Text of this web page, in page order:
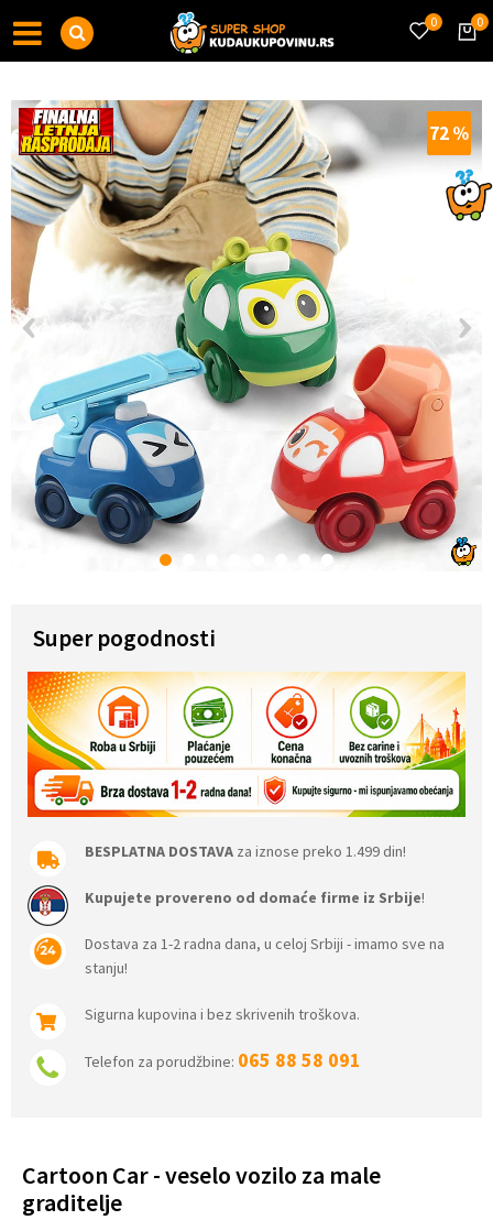
0
0
1 2 7 8
72%
Super pogodnosti
BESPLATNA DOSTAVA za iznose preko 1.499 din!
Kupujete provereno od domaće firme iz Srbije!
Dostava za 1-2 radna dana, u celoj Srbiji - imamo sve na
stanju!
Sigurna kupovina i bez skrivenih troškova.
Telefon za porudžbine: 065 88 58 091
Cartoon Car - veselo vozilo za male
graditelje